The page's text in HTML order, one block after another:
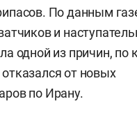
По данным
и
одной из причин, по
от новых
по Ирану.